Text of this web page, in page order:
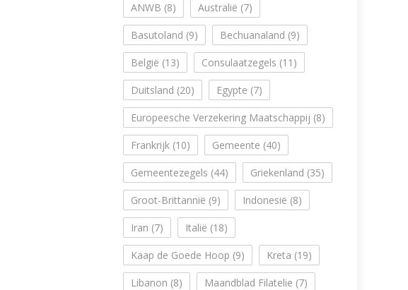
ANWB (8) Australië (7)
Basutoland (9) Bechuanaland (9)
België (13) Consulaatzegels (11)
Duitsland (20) Egypte (7)
Europeesche Verzekering Maatschappij (8)
Frankrijk (10) Gemeente (40)
Gemeentezegels (44) Griekenland (35)
Groot-Brittannië (9) Indonesië (8)
Iran (7) Italië (18)
Kaap de Goede Hoop (9) Kreta (19)
Libanon (8) Maandblad Filatelie (7)